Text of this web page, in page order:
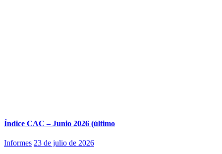
Índice CAC – Junio 2026 (último
Informes 23 de julio de 2026